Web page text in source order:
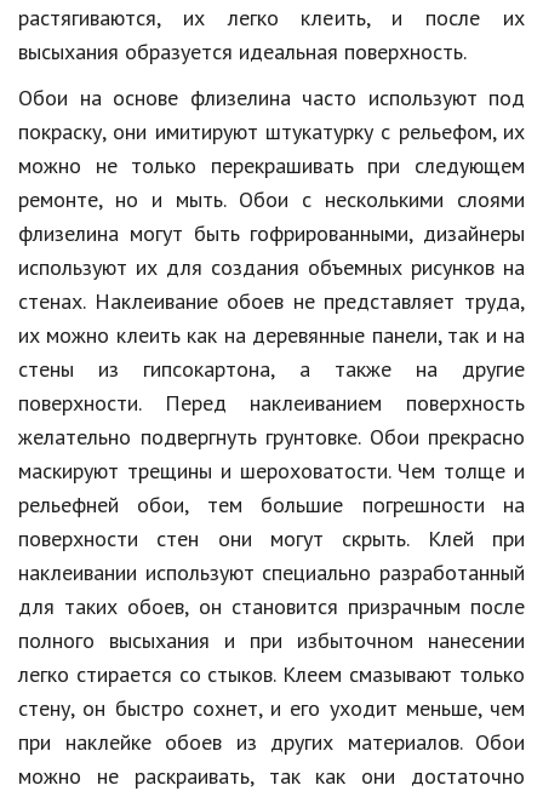
растягиваются, их легко клеить, и после их
высыхания образуется идеальная поверхность.
Обои на основе флизелина часто используют под
покраску, они имитируют штукатурку с рельефом, их
можно не только перекрашивать при следующем
ремонте, но и мыть. Обои с несколькими слоями
флизелина могут быть гофрированными, дизайнеры
используют их для создания объемных рисунков на
стенах. Наклеивание обоев не представляет труда,
их можно клеить как на деревянные панели, так и на
стены из гипсокартона, а также на другие
поверхности. Перед наклеиванием поверхность
желательно подвергнуть грунтовке. Обои прекрасно
маскируют трещины и шероховатости. Чем толще и
рельефней обои, тем большие погрешности на
поверхности стен они могут скрыть. Клей при
наклеивании используют специально разработанный
для таких обоев, он становится призрачным после
полного высыхания и при избыточном нанесении
легко стирается со стыков. Клеем смазывают только
стену, он быстро сохнет, и его уходит меньше, чем
при наклейке обоев из других материалов. Обои
можно не раскраивать, так как они достаточно